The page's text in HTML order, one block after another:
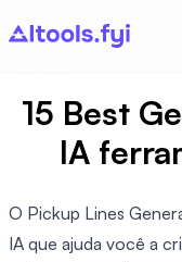
15 Best
IA
O Pickup Lines
IA que ajuda você a